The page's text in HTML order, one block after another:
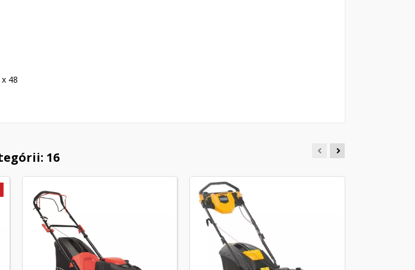
48
16